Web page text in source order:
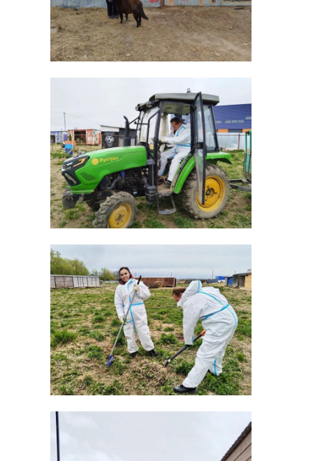
РЕКОМЕНДУЕМ
Губернатор
Ленинградской
области посетил
Волховский ...
27 ноября 2020, 17:21
Губернатор
области
02 декабря 2020, 16:19